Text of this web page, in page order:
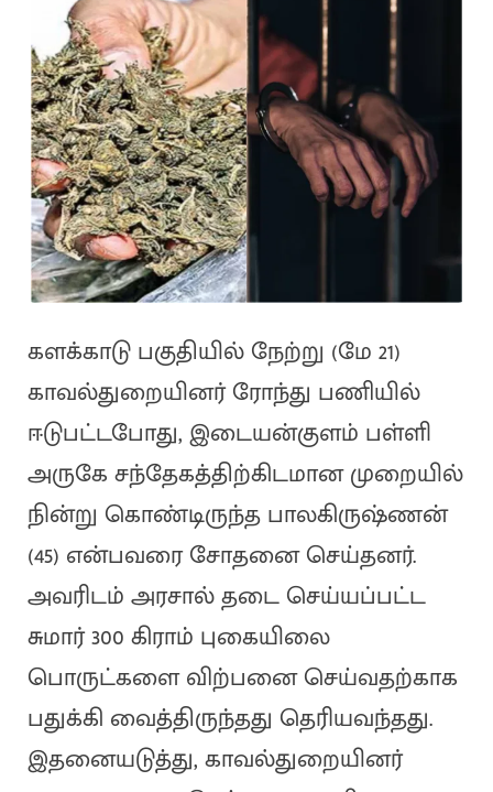
களக்காடு பகுதியில் நேற்று (மே 21)
காவல்துறையினர் ரோந்து பணியில்
ஈடுபட்டபோது, இடையன்குளம் பள்ளி
அருகே சந்தேகத்திற்கிடமான முறையில்
நின்று கொண்டிருந்த பாலகிருஷ்ணன்
(45) என்பவரை சோதனை செய்தனர்.
அவரிடம் அரசால் தடை செய்யப்பட்ட
சுமார் 300 கிராம் புகையிலை
பொருட்களை விற்பனை செய்வதற்காக
பதுக்கி வைத்திருந்தது தெரியவந்தது.
இதனையடுத்து, காவல்துறையினர்